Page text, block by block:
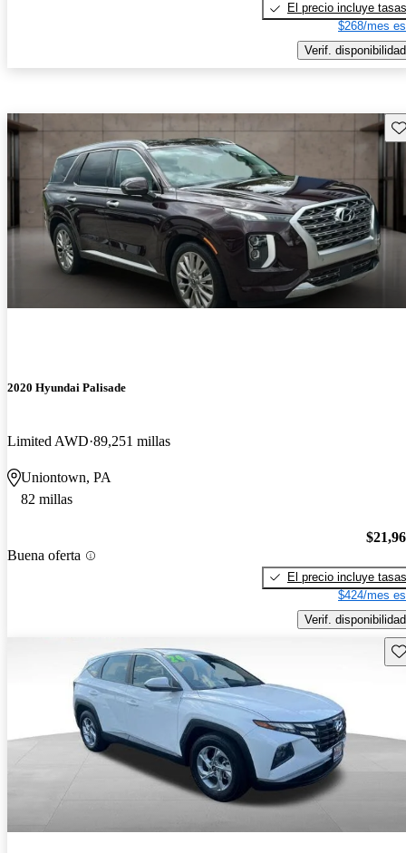
El precio incluye tasas
$268/mes
Verif. disponibilidad
2020 Hyundai Palisade
Limited AWD 89,251 millas
Uniontown, PA
82 millas
Buena oferta
El precio incluye tasas
$424/mes
Verif. disponibilidad